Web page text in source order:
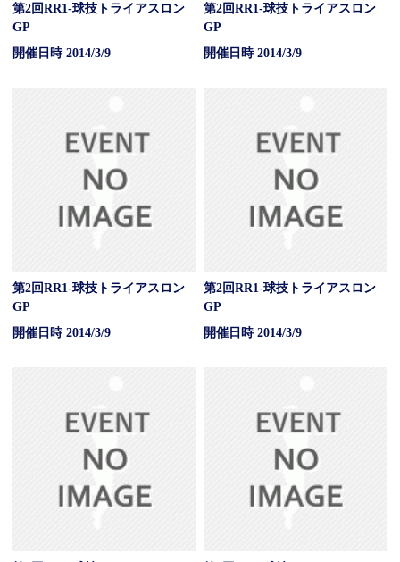
第2回RR1-球技トライアスロン
GP
開催日時 2014/3/9
第2回RR1-球技トライアスロン
GP
開催日時 2014/3/9
第2回RR1-球技トライアスロン
GP
開催日時 2014/3/9
第2回RR1-球技トライアスロン
GP
開催日時 2014/3/9